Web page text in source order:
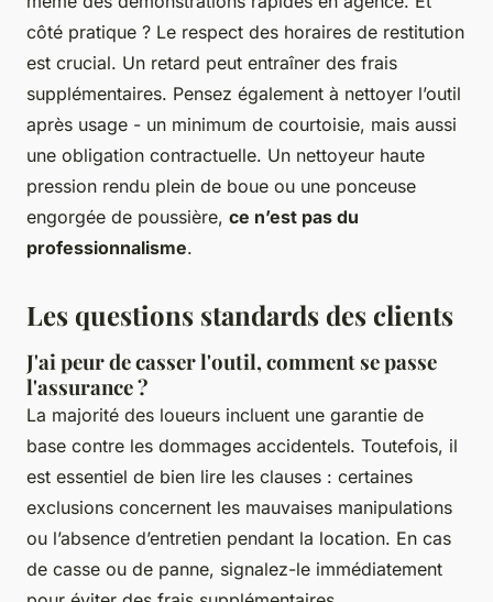
côté pratique ? Le respect des horaires de restitution
est crucial. Un retard peut entraîner des frais
supplémentaires. Pensez également à nettoyer l’outil
après usage - un minimum de courtoisie, mais aussi
une obligation contractuelle. Un nettoyeur haute
pression rendu plein de boue ou une ponceuse
engorgée de poussière, ce n’est pas du
professionnalisme.
Les questions standards des clients
J'ai peur de casser l'outil, comment se passe
l'assurance ?
La majorité des loueurs incluent une garantie de
base contre les dommages accidentels. Toutefois, il
est essentiel de bien lire les clauses : certaines
exclusions concernent les mauvaises manipulations
ou l’absence d’entretien pendant la location. En cas
de casse ou de panne, signalez-le immédiatement